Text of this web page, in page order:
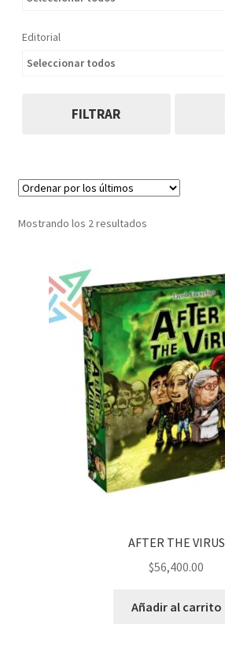
Mostrando los 2 resultadosOrdenado
AFTER THE VIRUS
$56,400.00
Añadir al carrito
Editorial
Seleccionar todos
FILTRAR